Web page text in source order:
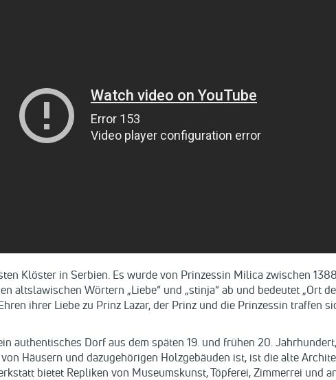
Klöster in Serbien. Es wurde von Prinzessin Milica zwischen
altslawischen Wörtern „Liebe“ und „stinja“ ab und bedeutet „Ort
ihrer Liebe zu Prinz Lazar, der Prinz und die Prinzessin traffen
authentisches Dorf aus dem späten 19. und frühen 20.
Häusern und dazugehörigen Holzgebäuden ist, ist die alte
bietet Repliken von Museumskunst, Töpferei, Zimmerrei und